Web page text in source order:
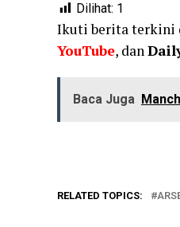
Dilihat: 1
Ikuti berita terkini
YouTube, dan
Baca Juga
RELATED TOPICS: